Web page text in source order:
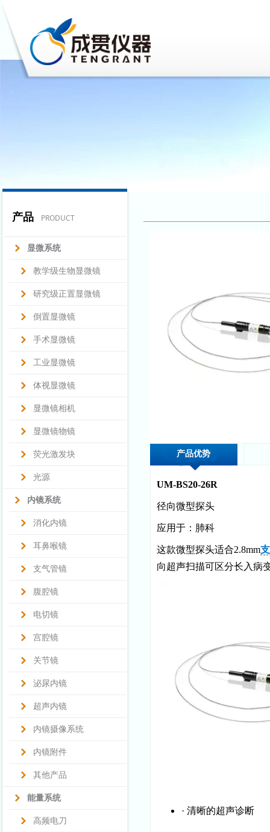
产品 PRODUCT
显微系统
教学级生物显微镜
研究级正置显微镜
倒置显微镜
手术显微镜
工业显微镜
体视显微镜
显微镜相机
显微镜物镜
荧光激发块
光源
内镜系统
消化内镜
耳鼻喉镜
支气管镜
腹腔镜
电切镜
宫腔镜
关节镜
泌尿内镜
超声内镜
内镜摄像系统
内镜附件
其他产品
能量系统
高频电刀
产品优势
UM-BS20-26R
径向微型探头
应用于：肺科
这款微型探头适合2.8mm
向超声扫描可区分长入病
· 清晰的超声诊断